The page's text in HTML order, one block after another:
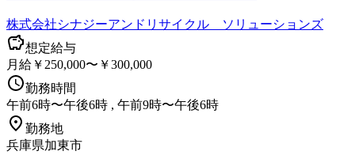
株式会社シナジーアンドリサイクル ソリューションズ
想定給与
月給￥250,000〜￥300,000
勤務時間
午前6時〜午後6時 , 午前9時〜午後6時
勤務地
兵庫県加東市